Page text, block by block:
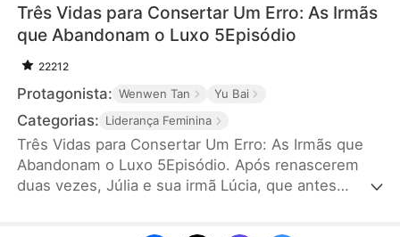
Três Vidas para Consertar Um Erro: As Irmãs
que Abandonam o Luxo 5Episódio
22212
Protagonista: Wenwen Tan Yu Bai
Categorias: Liderança Feminina
Três Vidas para Consertar Um Erro: As Irmãs que
Abandonam o Luxo 5Episódio. Após renascerem
duas vezes, Júlia e sua irmã Lúcia, que antes